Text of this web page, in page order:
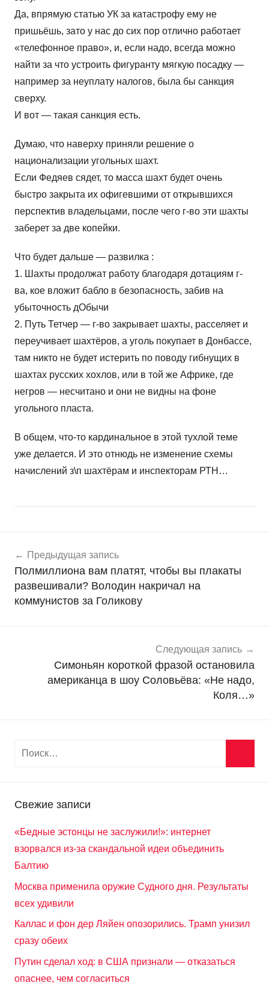
Да, впрямую статью УК за катастрофу ему не
пришьёшь, зато у нас до сих пор отлично работает
«телефонное право», и, если надо, всегда можно
найти за что устроить фигуранту мягкую посадку —
например за неуплату налогов, была бы санкция
сверху.
И вот — такая санкция есть.
Думаю, что наверху приняли решение о
национализации угольных шахт.
Если Федяев сядет, то масса шахт будет очень
быстро закрыта их офигевшими от открывшихся
перспектив владельцами, после чего г-во эти шахты
заберет за две копейки.
Что будет дальше — развилка :
1. Шахты продолжат работу благодаря дотациям г-
ва, кое вложит бабло в безопасность, забив на
убыточность дОбычи
2. Путь Тетчер — г-во закрывает шахты, расселяет и
переучивает шахтёров, а уголь покупает в Донбассе,
там никто не будет истерить по поводу гибнущих в
шахтах русских хохлов, или в той же Африке, где
негров — несчитано и они не видны на фоне
угольного пласта.
В общем, что-то кардинальное в этой тухлой теме
уже делается. И это отнюдь не изменение схемы
начислений з\п шахтёрам и инспекторам РТН…
о
в
о
с
по
записям
Предыдущая запись
Полмиллиона вам платят, чтобы вы плакаты
развешивали? Володин накричал на
коммунистов за Голикову
Следующая запись
Симоньян короткой фразой остановила
американца в шоу Соловьёва: «Не надо,
Коля…»
Свежие записи
«Бедные эстонцы не заслужили!»: интернет
взорвался из-за скандальной идеи объединить
Балтию
Москва применила оружие Судного дня. Результаты
всех удивили
Каллас и фон дер Ляйен опозорились. Трамп унизил
сразу обеих
Путин сделал ход: в США признали — отказаться
опаснее, чем согласиться